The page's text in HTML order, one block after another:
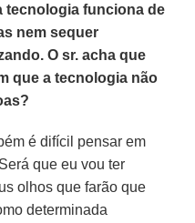
tecnologia funciona de
nem sequer
O sr. acha que
que a tecnologia não
é difícil pensar em
que eu vou ter
olhos que farão que
determinada